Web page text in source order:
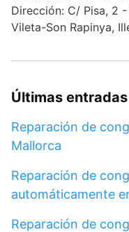
Dirección: C/ Pisa, 2 -
Vileta-Son Rapinya,
Últimas
Reparación de
Mallorca
Reparación de
automáticamente
Reparación de